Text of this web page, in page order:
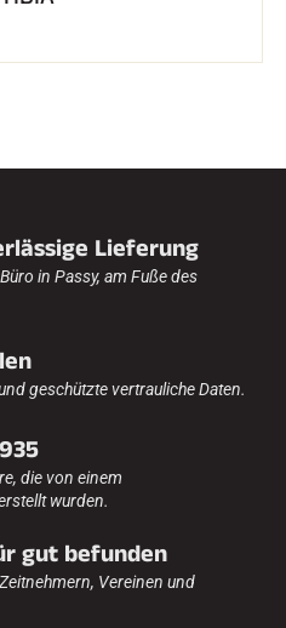
Lieferung
in Passy, am Fuße des
geschützte vertrauliche Daten.
die von einem
wurden.
gut befunden
Vereinen und